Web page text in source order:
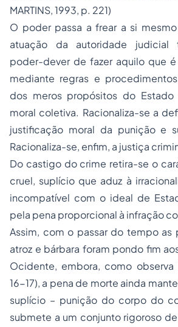
MARTINS, 1993, p. 221)
O poder passa a frear a si
atuação da autoridade judicial
poder-dever de fazer aquilo que
mediante regras e
dos meros propósitos do
moral coletiva. Racionaliza-se a
justificação moral da punição e
Racionaliza-se, enfim, a justiça
Do castigo do crime retira-se o
cruel, suplício que aduz à
incompatível com o ideal de
pela pena proporcional à infração
Assim, com o passar do tempo as
atroz e bárbara foram pondo fim
Ocidente, embora, como observa
16-17), a pena de morte ainda
suplício – punição do corpo do
submete a um conjunto rigoroso